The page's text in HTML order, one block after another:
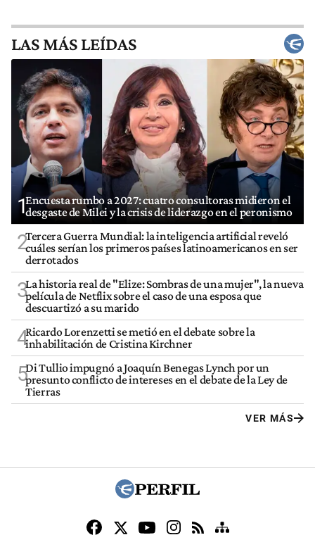
LAS MÁS LEÍDAS
1Encuesta rumbo a 2027: cuatro consultoras midieron el
desgaste de Milei y la crisis de liderazgo en el peronismo
2Tercera Guerra Mundial: la inteligencia artificial reveló
cuáles serían los primeros países latinoamericanos en ser
derrotados
3La historia real de "Elize: Sombras de una mujer", la nueva
película de Netflix sobre el caso de una esposa que
descuartizó a su marido
4Ricardo Lorenzetti se metió en el debate sobre la
inhabilitación de Cristina Kirchner
5Di Tullio impugnó a Joaquín Benegas Lynch por un
presunto conflicto de intereses en el debate de la Ley de
Tierras
VER MÁS